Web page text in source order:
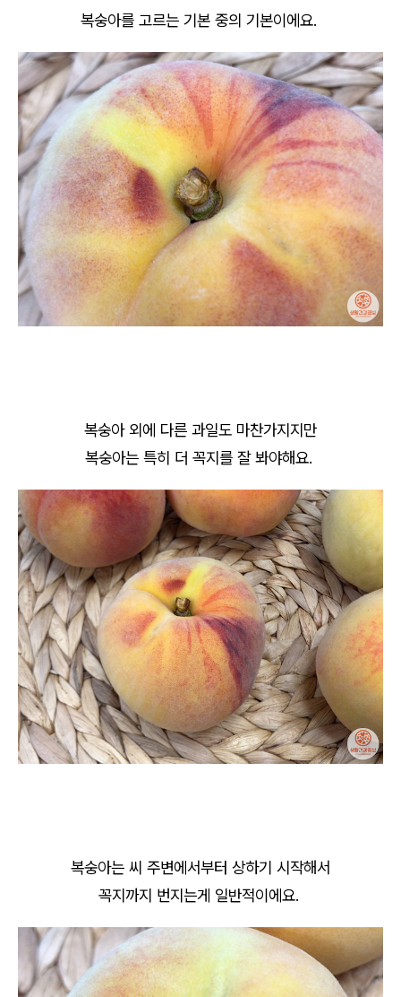
복숭아를 고르는 기본 중의 기본이에요.
복숭아 외에 다른 과일도 마찬가지지만
복숭아는 특히 더 꼭지를 잘 봐야해요.
복숭아는 씨 주변에서부터 상하기 시작해서
꼭지까지 번지는게 일반적이에요.